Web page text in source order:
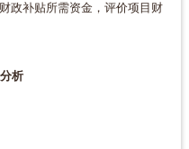
政补贴所需资金，评价项目财
析